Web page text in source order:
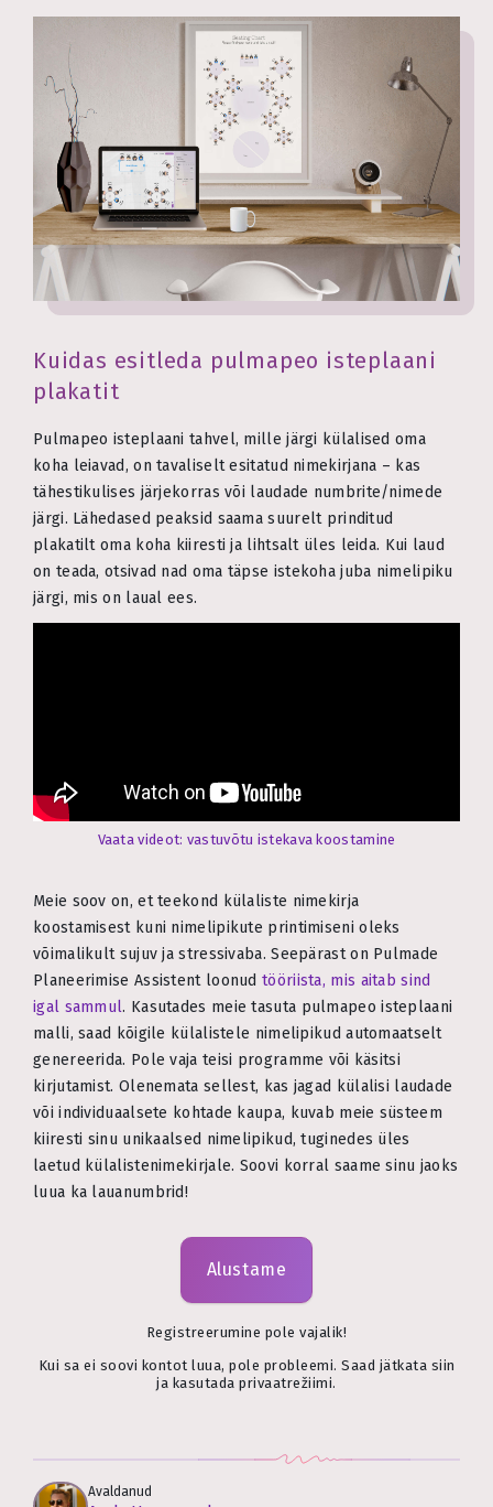
Kuidas esitleda pulmapeo isteplaani
plakatit
Pulmapeo isteplaani tahvel, mille järgi külalised oma
koha leiavad, on tavaliselt esitatud nimekirjana – kas
tähestikulises järjekorras või laudade numbrite/nimede
järgi. Lähedased peaksid saama suurelt prinditud
plakatilt oma koha kiiresti ja lihtsalt üles leida. Kui laud
on teada, otsivad nad oma täpse istekoha juba nimelipiku
järgi, mis on laual ees.
Vaata videot: vastuvõtu istekava koostamine
Meie soov on, et teekond külaliste nimekirja
koostamisest kuni nimelipikute printimiseni oleks
võimalikult sujuv ja stressivaba. Seepärast on Pulmade
Planeerimise Assistent loonudtööriista, mis aitab sind
igal sammul. Kasutades meie tasuta pulmapeo isteplaani
malli, saad kõigile külalistele nimelipikud automaatselt
genereerida. Pole vaja teisi programme või käsitsi
kirjutamist. Olenemata sellest, kas jagad külalisi laudade
või individuaalsete kohtade kaupa, kuvab meie süsteem
kiiresti sinu unikaalsed nimelipikud, tuginedes üles
laetud külalistenimekirjale. Soovi korral saame sinu jaoks
luua ka lauanumbrid!
Alustame
Registreerumine pole vajalik!
Kui sa ei soovi kontot luua, pole probleemi. Saad jätkata siin
ja kasutada privaatrežiimi.
Avaldanud